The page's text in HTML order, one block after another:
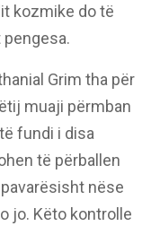
kozmike do të
Grim tha për
muaji përmban
fundi i disa
të përballen
nëse
jo. Këto kontrolle